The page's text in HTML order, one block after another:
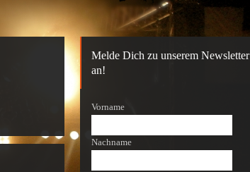
Melde Dich zu unserem Newsletter
an!
Vorname
Nachname